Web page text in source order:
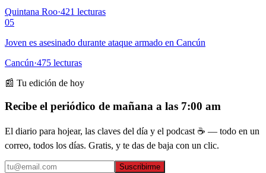
Quintana Roo·421 lecturas
05
Joven es asesinado durante ataque armado en Cancún
Cancún·475 lecturas
📰 Tu edición de hoy
Recibe el periódico de mañana a las 7:00 am
El diario para hojear, las claves del día y el podcast ☕ — todo en un
correo, todos los días. Gratis, y te das de baja con un clic.
Suscribirme